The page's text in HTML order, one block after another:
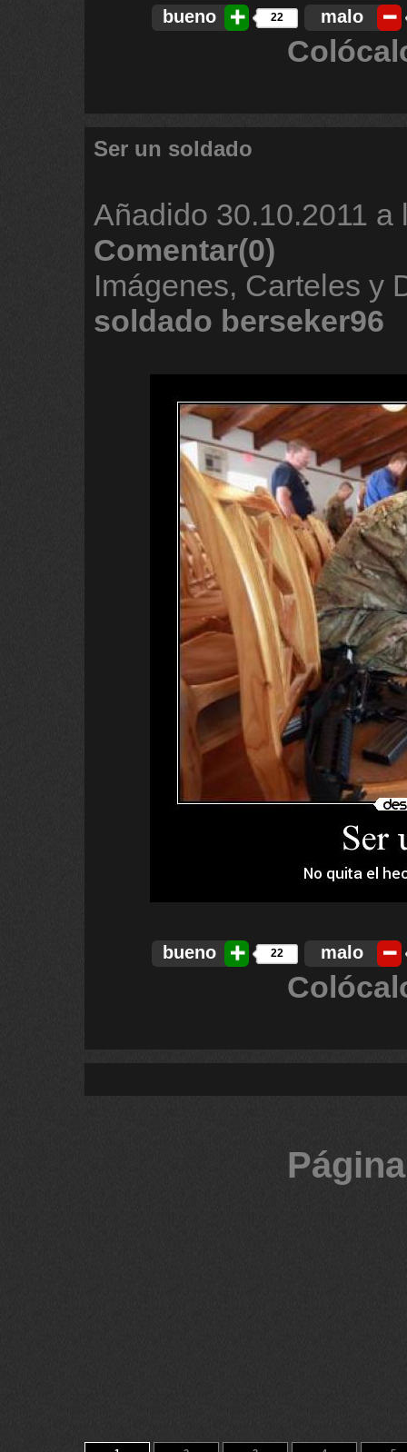
bueno 22 malo
Ser un soldado
Añadido 30.10.2011 a
Comentar(0)
Imágenes, Carteles y
soldado berseker96
bueno 22 malo